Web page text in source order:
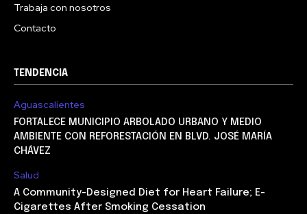
Trabaja con nosotros
Contacto
TENDENCIA
Aguascalientes
FORTALECE MUNICIPIO ARBOLADO URBANO Y MEDIO
AMBIENTE CON REFORESTACIÓN EN BLVD. JOSÉ MARÍA
CHÁVEZ
Salud
A Community-Designed Diet for Heart Failure; E-
Cigarettes After Smoking Cessation